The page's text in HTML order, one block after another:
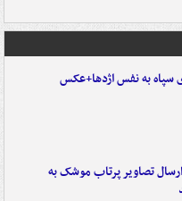
سپاه به نفس اژدها+عکس
تصاویر پرتاب موشک به